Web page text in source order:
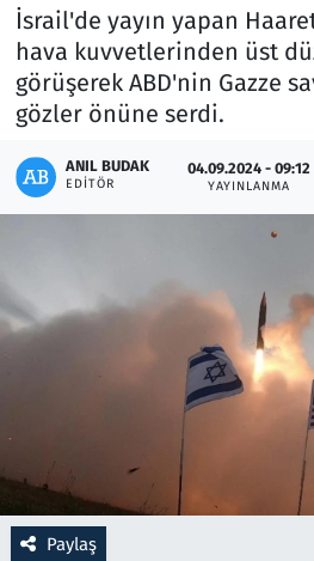
İsrail'de yayın yapan
hava kuvvetlerinden üst
görüşerek ABD'nin Gazze
gözler önüne serdi.
ANIL BUDAK
EDITÖR
04.09.2024 - 09:12
YAYINLANMA
Paylaş
Lezzet Durağı
Memur ve Kamu
Otomobil
Oyun
Rüya Tabirleri
Savunma Sanayi